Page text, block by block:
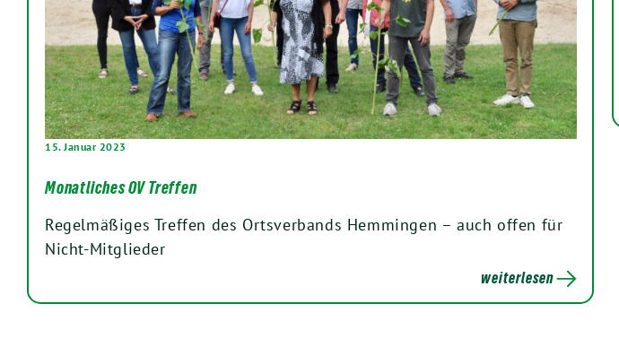
15. Januar 2023
Monatliches OV Treffen
Regelmäßiges Treffen des Ortsverbands Hemmingen – auch offen für
Nicht-Mitglieder
weiterlesen